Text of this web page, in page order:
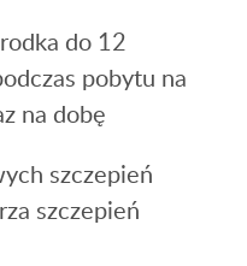
do 12
pobytu na
na dobę
szczepień
szczepień